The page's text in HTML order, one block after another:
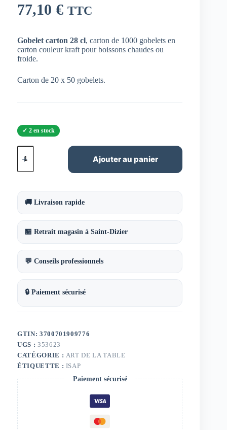
77,10 € TTC
Gobelet carton 28 cl, carton de 1000 gobelets en
carton couleur kraft pour boissons chaudes ou
froide.
Carton de 20 x 50 gobelets.
2 en stock
quantité
de
cl
boissons
chaudes
Ajouter au panier
🚚 Livraison rapide
🏪 Retrait magasin à Saint-Dizier
💬 Conseils professionnels
🔒 Paiement sécurisé
GTIN: 3700701909776
UGS : 353623
CATÉGORIE : ART DE LA TABLE
ÉTIQUETTE : ISAP
Paiement sécurisé